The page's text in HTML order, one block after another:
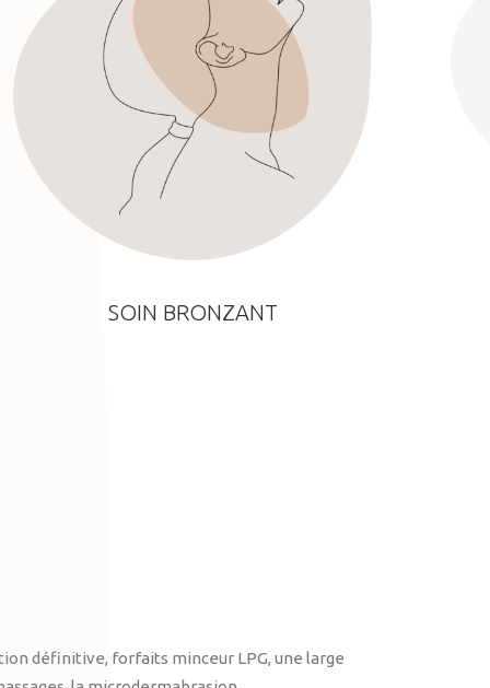
SOIN BRONZANT
définitive, forfaits minceur LPG, une large